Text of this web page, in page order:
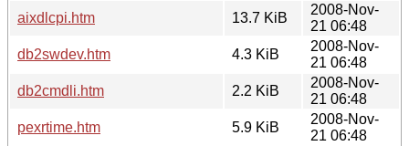
aixdlcpi.htm
13.7 KiB
2008-Nov-
21 06:48
db2swdev.htm
4.3 KiB
2008-Nov-
21 06:48
db2cmdli.htm
2.2 KiB
2008-Nov-
21 06:48
pexrtime.htm
5.9 KiB
2008-Nov-
21 06:48